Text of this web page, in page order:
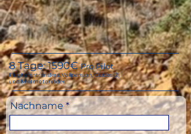
8 Tage: 1590€Pro Pilot
Flughafentransfers, Vollpension, Guides (2)
und Mietmotorräder
Nachname